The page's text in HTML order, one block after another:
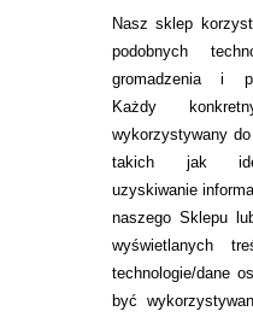
Nasz sklep
podobnych
gromadzenia i
Każdy
wykorzystywany
takich jak
uzyskiwanie
naszego Sklepu
wyświetlanych
technologie/dane
być
INFORMACJE
JAK ZAMAWIAĆ?